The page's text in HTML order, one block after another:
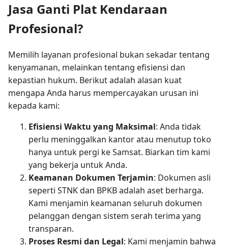
Jasa Ganti Plat Kendaraan
Profesional?
Memilih layanan profesional bukan sekadar tentang
kenyamanan, melainkan tentang efisiensi dan
kepastian hukum. Berikut adalah alasan kuat
mengapa Anda harus mempercayakan urusan ini
kepada kami:
Efisiensi Waktu yang Maksimal: Anda tidak
perlu meninggalkan kantor atau menutup toko
hanya untuk pergi ke Samsat. Biarkan tim kami
yang bekerja untuk Anda.
Keamanan Dokumen Terjamin: Dokumen asli
seperti STNK dan BPKB adalah aset berharga.
Kami menjamin keamanan seluruh dokumen
pelanggan dengan sistem serah terima yang
transparan.
Proses Resmi dan Legal: Kami menjamin bahwa